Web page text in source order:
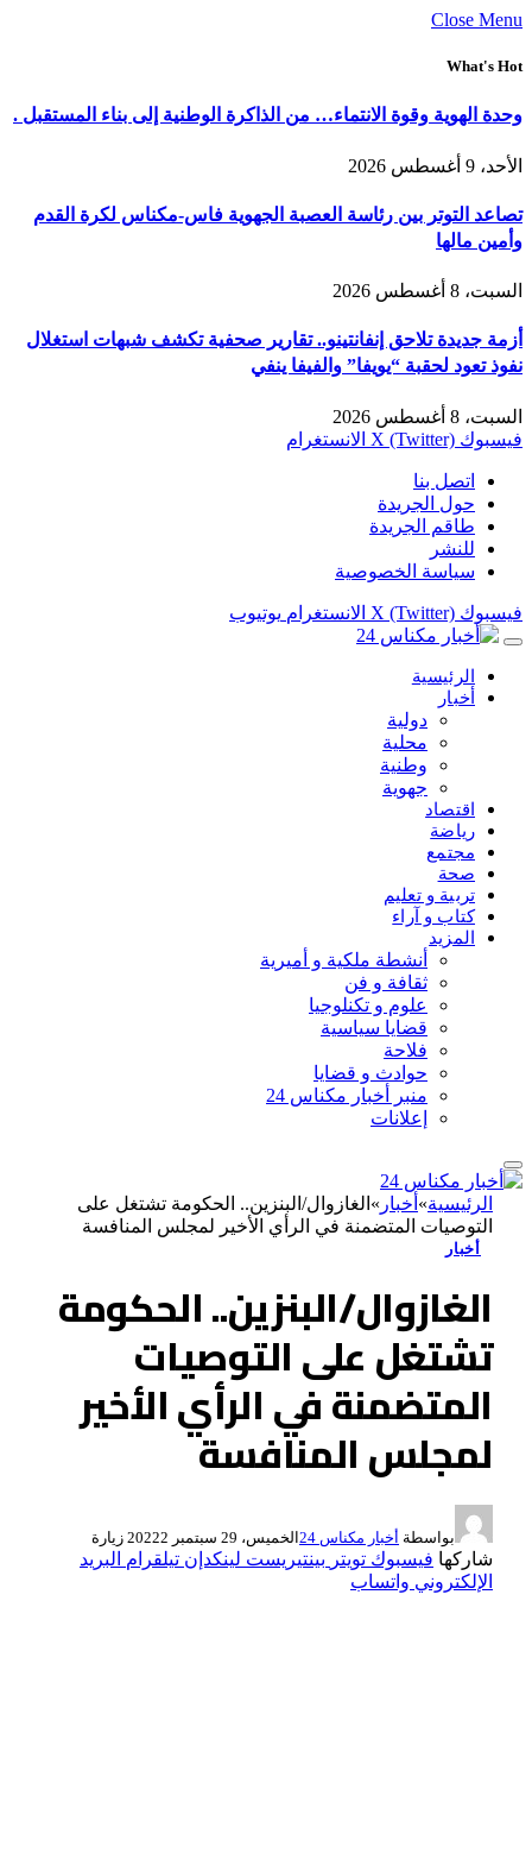
Close Menu
What's Hot
وحدة الهوية وقوة الانتماء… من الذاكرة الوطنية إلى بناء المستقبل .
الأحد، 9 أغسطس 2026
تصاعد التوتر بين رئاسة العصبة الجهوية فاس-مكناس لكرة القدم
وأمين مالها
السبت، 8 أغسطس 2026
أزمة جديدة تلاحق إنفانتينو.. تقارير صحفية تكشف شبهات استغلال
نفوذ تعود لحقبة “يويفا” والفيفا ينفي
السبت، 8 أغسطس 2026
فيسبوك X (Twitter) الانستغرام
اتصل بنا
حول الجريدة
طاقم الجريدة
للنشر
سياسة الخصوصية
فيسبوك X (Twitter) الانستغرام يوتيوب
الرئيسية
أخبار
دولية
محلية
وطنية
جهوية
اقتصاد
رياضة
مجتمع
صحة
تربية و تعليم
كتاب و آراء
المزيد
أنشطة ملكية و أميرية
ثقافة و فن
علوم و تكنلوجيا
قضايا سياسية
فلاحة
حوادث و قضايا
منبر أخبار مكناس 24
إعلانات
الرئيسية» أخبار » الغازوال/البنزين.. الحكومة تشتغل على
التوصيات المتضمنة في الرأي الأخير لمجلس المنافسة
أخبار
الغازوال/البنزين.. الحكومة
تشتغل على التوصيات
المتضمنة في الرأي الأخير
لمجلس المنافسة
بواسطة أخبار مكناس 24 الخميس، 29 سبتمبر 2022 2 زيارة
شاركها فيسبوك تويتر بينتيريست لينكدإن تيلقرام البريد
الإلكتروني واتساب